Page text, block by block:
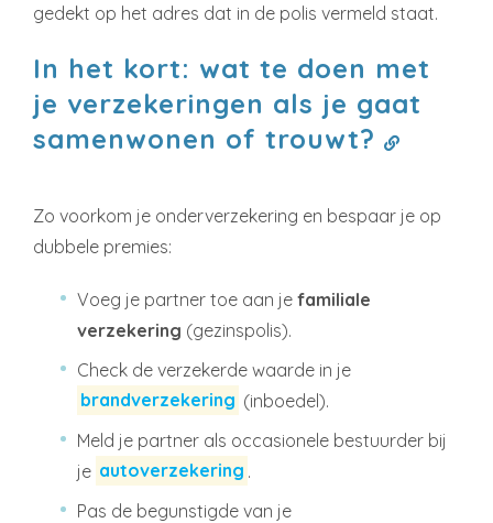
gedekt op het adres dat in de polis vermeld staat.
In het kort: wat te doen met
je verzekeringen als je gaat
samenwonen of trouwt?
Zo voorkom je onderverzekering en bespaar je op
dubbele premies:
Voeg je partner toe aan je familiale
verzekering (gezinspolis).
Check de verzekerde waarde in je
brandverzekering (inboedel).
Meld je partner als occasionele bestuurder bij
je autoverzekering .
Pas de begunstigde van je